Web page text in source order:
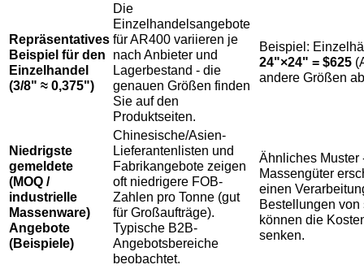
Repräsentatives
Beispiel für den
Einzelhandel
(3/8" ≈ 0,375")
Die
Einzelhandelsangebote
für AR400 variieren je
nach Anbieter und
Lagerbestand - die
genauen Größen finden
Sie auf den
Produktseiten.
Beispiel:
24"×24" = $625
andere Größen
Niedrigste
gemeldete
(MOQ /
industrielle
Massenware)
Angebote
(Beispiele)
Chinesische/Asien-
Lieferantenlisten und
Fabrikangebote zeigen
oft niedrigere FOB-
Zahlen pro Tonne (gut
für Großaufträge).
Typische B2B-
Angebotsbereiche
beobachtet.
Ähnliches Muster
Massengüter
einen
Bestellungen
können die
senken.